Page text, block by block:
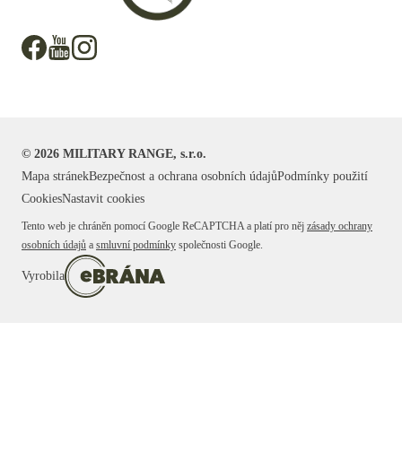
© 2026 MILITARY RANGE, s.r.o.
Mapa stránekBezpečnost a ochrana osobních údajůPodmínky použití
CookiesNastavit cookies
Tento web je chráněn pomocí Google ReCAPTCHA a platí pro něj zásady ochrany
osobních údajů a smluvní podmínky společnosti Google.
Vyrobila